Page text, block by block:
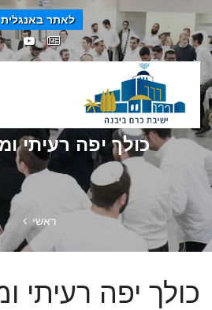
לאתר באנגלית
כולך יפה רעיתי
ראשי
כולך יפה רעיתי